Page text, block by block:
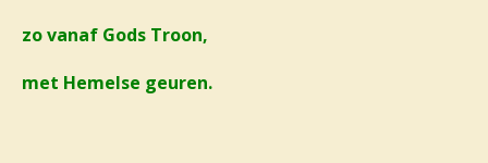
zo vanaf Gods Troon,
met Hemelse geuren.